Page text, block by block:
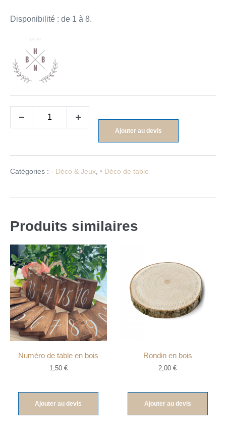
Disponibilité : de 1 à 8.
Ajouter au devis
Catégories : - Déco & Jeux • Déco de table
Produits similaires
Numéro de table en bois
1,50 €
Ajouter au devis
Rondin en bois
2,00€
Ajouter au devis